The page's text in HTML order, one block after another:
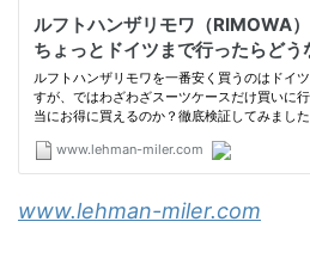
www.lehman-miler.com